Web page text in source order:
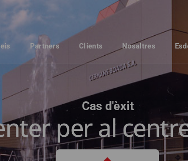
Partners Clients Nosaltres
Cas d'èxit
per al